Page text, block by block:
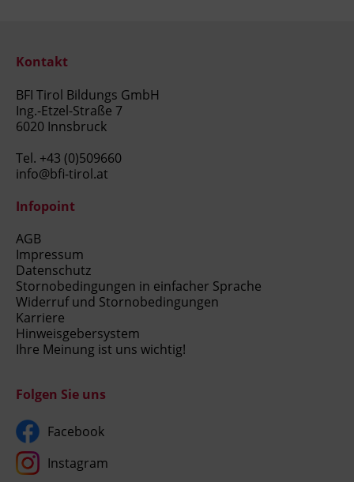
Kontakt
BFI Tirol Bildungs GmbH
Ing.-Etzel-Straße 7
6020 Innsbruck
Tel. +43 (0)509660
info@bfi-tirol.at
Infopoint
AGB
Impressum
Datenschutz
Stornobedingungen in einfacher Sprache
Widerruf und Stornobedingungen
Karriere
Hinweisgebersystem
Ihre Meinung ist uns wichtig!
Folgen Sie uns
Facebook
Instagram